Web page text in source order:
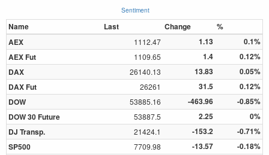
Sentiment
Name Last Change
%
AEX
1112.47 1.13
0.1%
AEX Fut
1109.65 1.4
0.12%
DAX
26140.13 13.83
0.05%
DAX Fut
26261 31.5
0.12%
DOW
53885.16 -463.96
-0.85%
DOW 30 Future
53887.5 2.25
0%
DJ Transp.
21424.1 -153.2
-0.71%
SP500
7709.98 -13.57
-0.18%